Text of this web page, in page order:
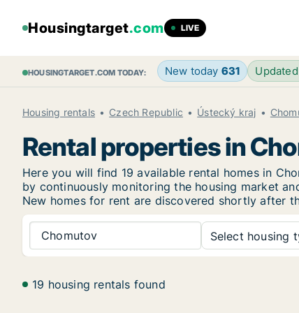
Housingtarget.com LIVE
HOUSINGTARGET.COM TODAY: New today 631
Housing rentals Czech Republic Ústecký kraj
Rental properties in
Here you will find 19 available rental homes in
by continuously monitoring the housing market
New homes for rent are discovered shortly after
Chomutov Select housing
19 housing rentals found